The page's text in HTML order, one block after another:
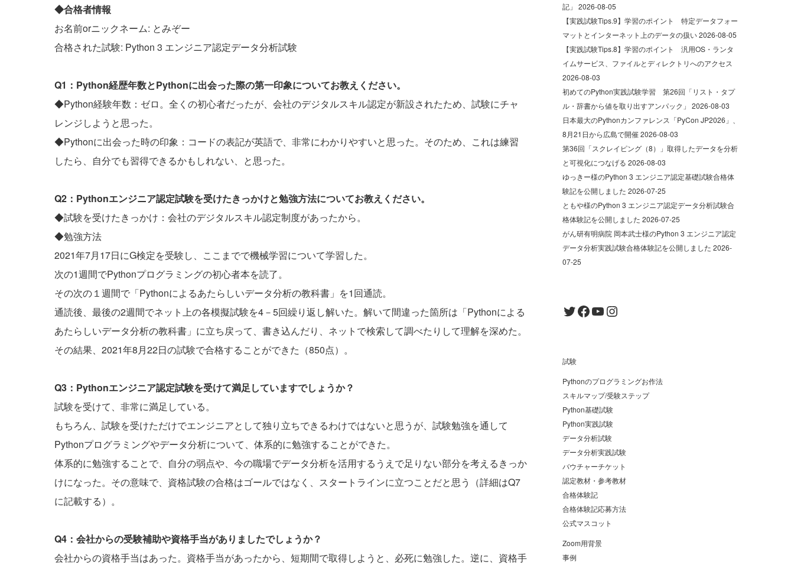
◆合格者情報
お名前orニックネーム: とみぞー
合格された試験: Python 3 エンジニア認定データ分析試験
Q1：Python経歴年数とPythonに出会った際の第一印象についてお教えください。
◆Python経験年数：ゼロ。全くの初心者だったが、会社のデジタルスキル認定が新設されたため、試験にチャ
レンジしようと思った。
◆Pythonに出会った時の印象：コードの表記が英語で、非常にわかりやすいと思った。そのため、これは練習
したら、自分でも習得できるかもしれない、と思った。
Q2：Pythonエンジニア認定試験を受けたきっかけと勉強方法についてお教えください。
◆試験を受けたきっかけ：会社のデジタルスキル認定制度があったから。
◆勉強方法
2021年7月17日にG検定を受験し、ここまでで機械学習について学習した。
次の1週間でPythonプログラミングの初心者本を読了。
その次の１週間で「Pythonによるあたらしいデータ分析の教科書」を1回通読。
通読後、最後の2週間でネット上の各模擬試験を4－5回繰り返し解いた。解いて間違った箇所は「Pythonによる
あたらしいデータ分析の教科書」に立ち戻って、書き込んだり、ネットで検索して調べたりして理解を深めた。
その結果、2021年8月22日の試験で合格することができた（850点）。
Q3：Pythonエンジニア認定試験を受けて満足していますでしょうか？
試験を受けて、非常に満足している。
もちろん、試験を受けただけでエンジニアとして独り立ちできるわけではないと思うが、試験勉強を通して
Pythonプログラミングやデータ分析について、体系的に勉強することができた。
体系的に勉強することで、自分の弱点や、今の職場でデータ分析を活用するうえで足りない部分を考えるきっか
けになった。その意味で、資格試験の合格はゴールではなく、スタートラインに立つことだと思う（詳細はQ7
に記載する）。
Q4：会社からの受験補助や資格手当がありましたでしょうか？
会社からの資格手当はあった。資格手当があったから、短期間で取得しようと、必死に勉強した。逆に、資格手
記」 2026-08-05
【実践試験Tips.9】学習のポイント 特定データフォー
マットとインターネット上のデータの扱い2026-08-05
【実践試験Tips.8】学習のポイント 汎用OS・ランタ
イムサービス、ファイルとディレクトリへのアクセス
2026-08-03
初めてのPython実践試験学習 第26回「リスト・タプ
ル・辞書から値を取り出すアンパック」 2026-08-03
日本最大のPythonカンファレンス「PyCon JP2026」、
8月21日から広島で開催2026-08-03
第36回「スクレイピング（8）」取得したデータを分析
と可視化につなげる 2026-08-03
ゆっきー様のPython 3 エンジニア認定基礎試験合格体
験記を公開しました 2026-07-25
ともや様のPython 3 エンジニア認定データ分析試験合
格体験記を公開しました 2026-07-25
がん研有明病院 岡本武士様のPython 3 エンジニア認定
データ分析実践試験合格体験記を公開しました 2026-
07-25
Twitter
Facebook
YouTube
Instagram
試験
Pythonのプログラミングお作法
スキルマップ/受験ステップ
Python基礎試験
Python実践試験
データ分析試験
データ分析実践試験
バウチャーチケット
認定教材・参考教材
合格体験記
合格体験記応募方法
公式マスコット
Zoom用背景
事例